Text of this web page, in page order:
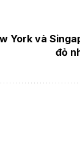
York và
đỏ